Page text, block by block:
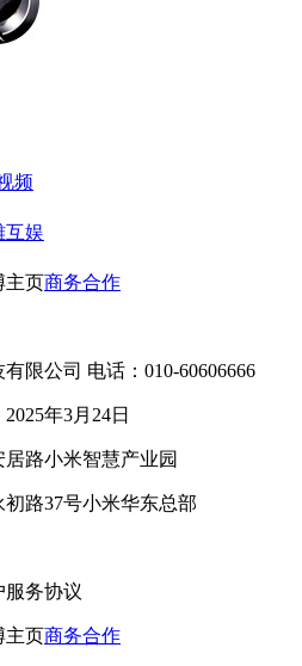
频
互娱
主页商务合作
限公司 电话：010-60606666
年3月24日
路小米智慧产业园
路37号小米华东总部
服务协议
主页商务合作